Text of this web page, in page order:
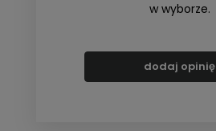
w wyborze.
dodaj opinię